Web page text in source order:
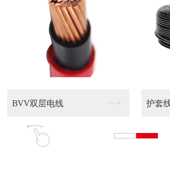
WDZ-YJY 0....
套线软电缆